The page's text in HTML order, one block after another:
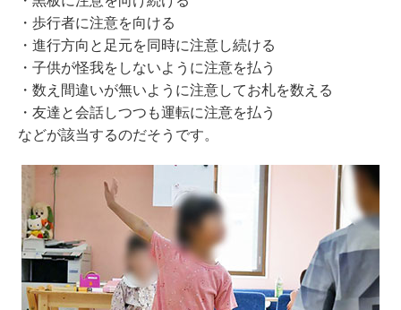
・歩行者に注意を向ける
・進行方向と足元を同時に注意し続ける
・子供が怪我をしないように注意を払う
・数え間違いが無いように注意してお札を数える
・友達と会話しつつも運転に注意を払う
などが該当するのだそうです。